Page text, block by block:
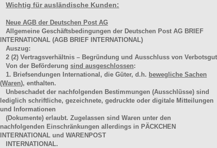
Wichtig für ausländische Kunden:
Neue AGB der Deutschen Post AG
Allgemeine Geschäftsbedingungen der Deutschen Post AG BRIEF
INTERNATIONAL (AGB BRIEF INTERNATIONAL)
Auszug:
2 (2) Vertragsverhältnis – Begründung und Ausschluss von Verbotsgut
Von der Beförderung sind ausgeschlossen:
1. Briefsendungen International, die Güter, d.h. bewegliche Sachen
(Waren), enthalten.
Unbeschadet der nachfolgenden Bestimmungen (Ausschlüsse) sind
lediglich schriftliche, gezeichnete, gedruckte oder digitale Mitteilungen
und Informationen
(Dokumente) erlaubt. Zugelassen sind Waren unter den
nachfolgenden Einschränkungen allerdings in PÄCKCHEN
INTERNATIONAL und WARENPOST
INTERNATIONAL.